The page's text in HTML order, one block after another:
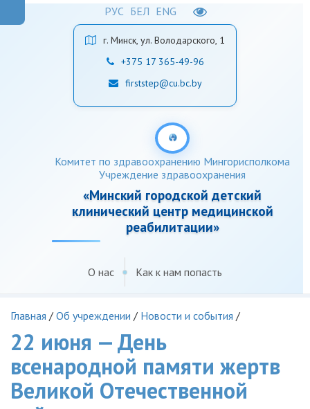
РУС БЕЛ ENG
г. Минск, ул. Володарского, 1
+375 17 365-49-96
firststep@cu.bc.by
Комитет по здравоохранению Мингорисполкома
Учреждение здравоохранения
«Минский городской детский
клинический центр медицинской
реабилитации»
О нас Как к нам попасть
Главная / Об учреждении / Новости и события /
22 июня — День
всенародной памяти жертв
Великой Отечественной